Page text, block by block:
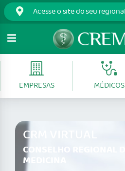
EMPRESAS MÉDICOS
CRM VIRTUAL
CONSELHO REGIONAL DE
MEDICINA